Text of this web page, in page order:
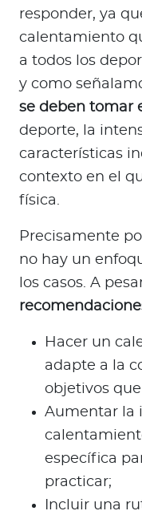
responder, ya
calentamiento
a todos los
y como
se deben tomar
deporte, la
características
contexto en el
física.
Precisamente
no hay un
los casos. A
Hacer un
adapte a la
objetivos
Aumentar la
específica
practicar;
Incluir una